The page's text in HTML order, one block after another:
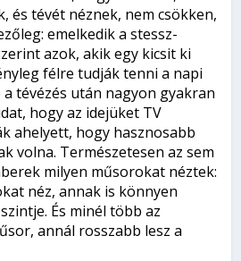
és tévét néznek, nem csökken,
emelkedik a stessz-
azok, akik egy kicsit ki
félre tudják tenni a napi
tévézés után nagyon gyakran
hogy az idejüket TV
ahelyett, hogy hasznosabb
volna. Természetesen az sem
milyen műsorokat néztek:
néz, annak is könnyen
És minél több az
annál rosszabb lesz a